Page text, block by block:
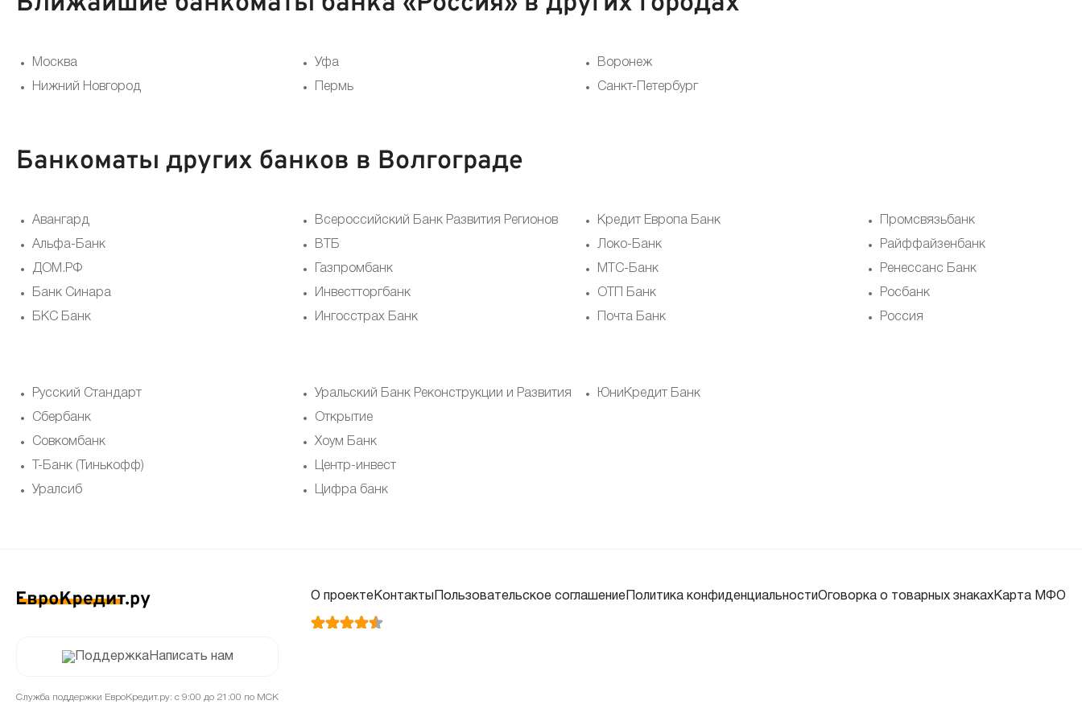
Москва
Нижний Новгород
Уфа
Пермь
Воронеж
Санкт-Петербург
Банкоматы других банков в Волгограде
Авангард
Альфа-Банк
ДОМ.РФ
Банк Синара
БКС Банк
Всероссийский Банк Развития Регионов
ВТБ
Газпромбанк
Инвестторгбанк
Ингосстрах Банк
Кредит Европа Банк
Локо-Банк
МТС-Банк
ОТП Банк
Почта Банк
Промсвязьбанк
Райффайзенбанк
Ренессанс Банк
Росбанк
Россия
Русский Стандарт
Сбербанк
Совкомбанк
Т-Банк (Тинькофф)
Уралсиб
Уральский Банк Реконструкции и Развития
Открытие
Хоум Банк
Центр-инвест
Цифра банк
ЮниКредит Банк
Написать нам
Служба поддержки ЕвроКредит.ру: с 9:00 до 21:00 по МСК
О проекте Контакты Пользовательское соглашение Политика конфиденциальностиОговорка о товарных знаках Карта МФО